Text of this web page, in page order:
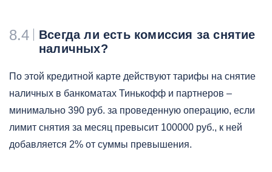
8.4
Всегда ли есть комиссия за снятие
наличных?
По этой кредитной карте действуют тарифы на снятие
наличных в банкоматах Тинькофф и партнеров –
минимально 390 руб. за проведенную операцию, если
лимит снятия за месяц превысит 100000 руб., к ней
добавляется 2% от суммы превышения.